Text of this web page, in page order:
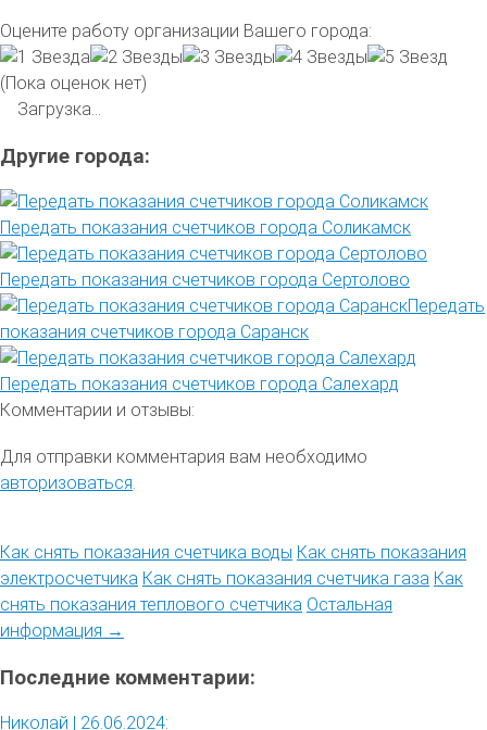
Оцените работу организации Вашего города:
(Пока оценок нет)
Загрузка...
Другие города:
Передать показания счетчиков города Соликамск
Передать показания счетчиков города Сертолово
Передать
показания счетчиков города Саранск
Передать показания счетчиков города Салехард
Комментарии и отзывы:
Для отправки комментария вам необходимо
авторизоваться.
Как снять показания счетчика воды Как снять показания
электросчетчика Как снять показания счетчика газа Как
снять показания теплового счетчика Остальная
информация →
Последние комментарии:
Николай | 26.06.2024: